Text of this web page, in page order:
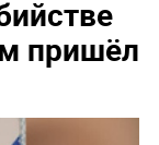
пришёл